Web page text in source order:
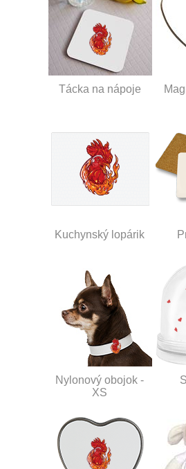
Tácka na nápoje
Kuchynský lopárik
Nylonový obojok -
XS